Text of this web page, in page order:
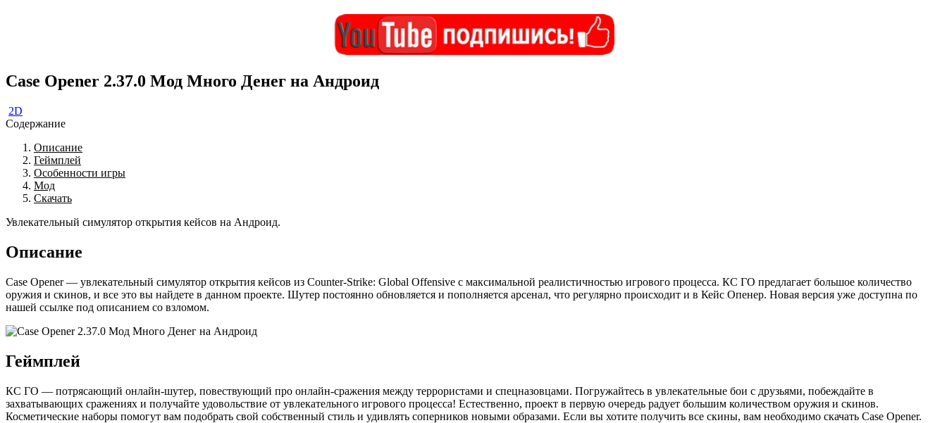
Case Opener 2.37.0 Мод Много Денег на Андроид
2D
Содержание
Описание
Геймплей
Особенности игры
Мод
Скачать
Увлекательный симулятор открытия кейсов на Андроид.
Описание
Case Opener — увлекательный симулятор открытия кейсов из Counter-Strike: Global Offensive с максимальной реалистичностью игрового процесса. КС ГО предлагает большое количество
оружия и скинов, и все это вы найдете в данном проекте. Шутер постоянно обновляется и пополняется арсенал, что регулярно происходит и в Кейс Опенер. Новая версия уже доступна по
нашей ссылке под описанием со взломом.
Геймплей
КС ГО — потрясающий онлайн-шутер, повествующий про онлайн-сражения между террористами и спецназовцами. Погружайтесь в увлекательные бои с друзьями, побеждайте в
захватывающих сражениях и получайте удовольствие от увлекательного игрового процесса! Естественно, проект в первую очередь радует большим количеством оружия и скинов.
Косметические наборы помогут вам подобрать свой собственный стиль и удивлять соперников новыми образами. Если вы хотите получить все скины, вам необходимо скачать Case Opener.